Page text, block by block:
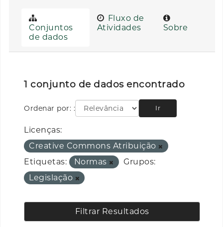
Conjuntos
de dados
Fluxo de
Atividades
Sobre
1 conjunto de dados encontrado
Ordenar por: Ir
Licenças:
Creative Commons Atribuição
Etiquetas:
Normas
Grupos:
Legislação
Filtrar Resultados